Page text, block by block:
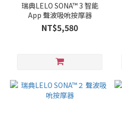
瑞典LELO SONA™ 3 智能
App 聲波吸吮按摩器
NT$5,580